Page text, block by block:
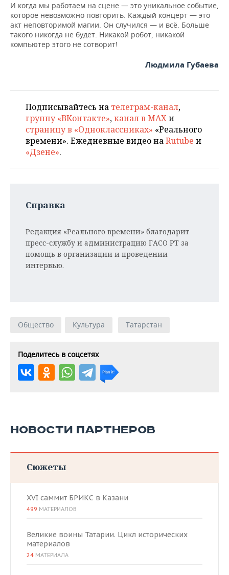
И когда мы работаем на сцене — это уникальное событие,
которое невозможно повторить. Каждый концерт — это
акт неповторимой магии. Он случился — и всё. Больше
такого никогда не будет. Никакой робот, никакой
компьютер этого не сотворит!
Людмила Губаева
Подписывайтесь на телеграм-канал,
группу «ВКонтакте»,канал в MAXи
страницу в «Одноклассниках» «Реального
времени». Ежедневные видео наRutube и
«Дзене».
Справка
Редакция «Реального времени» благодарит
пресс-службу и администрацию ГАСО РТ за
помощь в организации и проведении
интервью.
Общество Культура Татарстан
Поделитесь в соцсетях
НОВОСТИ ПАРТНЕРОВ
Сюжеты
XVI саммит БРИКС в Казани
499 МАТЕРИАЛОВ
Великие воины Татарии. Цикл исторических
материалов
24 МАТЕРИАЛА